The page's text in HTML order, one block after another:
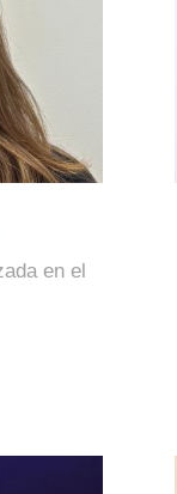
en el